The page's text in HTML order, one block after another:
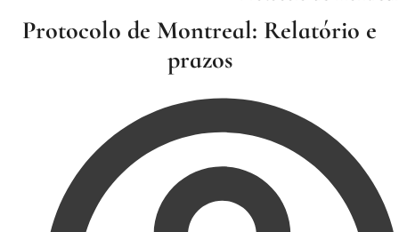
Protocolo de Montreal: Relatório e
prazos